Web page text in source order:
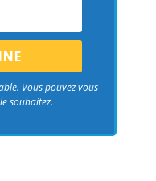
Vous pouvez vous
souhaitez.